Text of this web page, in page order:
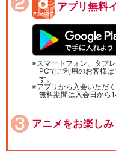
アプリ無料
スマートフォン、タブ
PCでご利用のお客様
す。
アプリから入会いただ
無料期間は入会日から
アニメをお楽し